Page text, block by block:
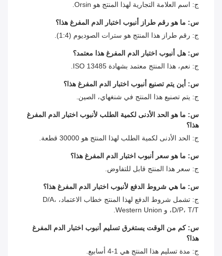
ج: اسم العلامة التجارية لهذا المنتج هو Orsin.
س: ما هو رقم طراز أنبوب اختبار الدم المفرغ هذا؟
ج: رقم طراز هذا المنتج هو سترات الصوديوم (1:4).
س: هل أنبوب اختبار الدم المفرغ هذا معتمد؟
ج: نعم، هذا المنتج معتمد بشهادة ISO 13485.
س: أين يتم تصنيع أنبوب اختبار الدم المفرغ هذا؟
ج: يتم تصنيع هذا المنتج في شنغهاي، الصين.
س: ما هو الحد الأدنى لكمية الطلب لأنبوب اختبار الدم المفرغ
هذا؟
ج: الحد الأدنى لكمية الطلب لهذا المنتج هو 30000 قطعة.
س: ما هو سعر أنبوب اختبار الدم المفرغ هذا؟
ج: سعر هذا المنتج قابل للتفاوض.
س: ما هي شروط الدفع لأنبوب اختبار الدم المفرغ هذا؟
ج: تشمل شروط الدفع لهذا المنتج خطاب الاعتماد، D/A،
D/P، T/T، و Western Union.
س: كم من الوقت يستغرق تسليم أنبوب اختبار الدم المفرغ
هذا؟
ج: مدة تسليم هذا المنتج هي 1-4 أسابيع.